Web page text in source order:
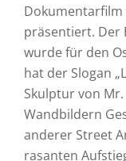
Dokumentarfilm
präsentiert. Der
wurde für den
hat der Slogan
Skulptur von
Wandbildern
anderer Street
rasanten